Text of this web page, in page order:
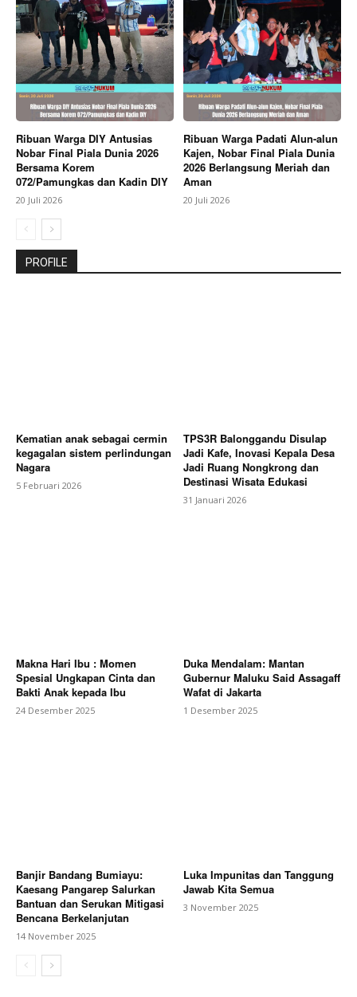
Ribuan Warga DIY Antusias
Nobar Final Piala Dunia 2026
Bersama Korem
072/Pamungkas dan Kadin DIY
20 Juli 2026
Ribuan Warga Padati Alun-alun
Kajen, Nobar Final Piala Dunia
2026 Berlangsung Meriah dan
Aman
20 Juli 2026
PROFILE
Kematian anak sebagai cermin
kegagalan sistem perlindungan
Nagara
5 Februari 2026
TPS3R Balonggandu Disulap
Jadi Kafe, Inovasi Kepala Desa
Jadi Ruang Nongkrong dan
Destinasi Wisata Edukasi
31 Januari 2026
Makna Hari Ibu : Momen
Spesial Ungkapan Cinta dan
Bakti Anak kepada Ibu
24 Desember 2025
Duka Mendalam: Mantan
Gubernur Maluku Said Assagaff
Wafat di Jakarta
1 Desember 2025
Banjir Bandang Bumiayu:
Kaesang Pangarep Salurkan
Bantuan dan Serukan Mitigasi
Bencana Berkelanjutan
14 November 2025
Luka Impunitas dan Tanggung
Jawab Kita Semua
3 November 2025